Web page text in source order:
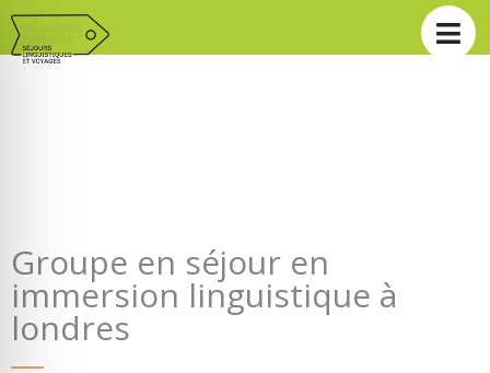
Groupe en séjour en
immersion linguistique à
londres